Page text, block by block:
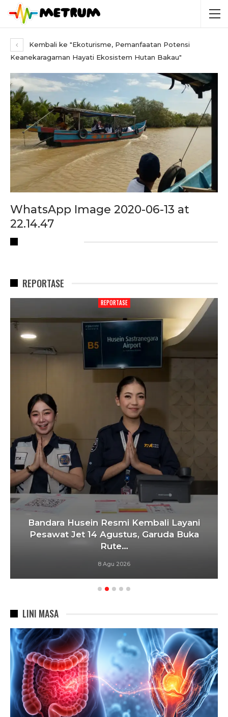
Kembali ke "Ekoturisme, Pemanfaatan Potensi
Keanekaragaman Hayati Ekosistem Hutan Bakau"
WhatsApp Image 2020-06-13 at
22.14.47
REPORTASE
REPORTASE
Bandara Husein Resmi Kembali Layani
Pesawat Jet 14 Agustus, Garuda Buka
Rute…
8 Agu 2026
LINI MASA